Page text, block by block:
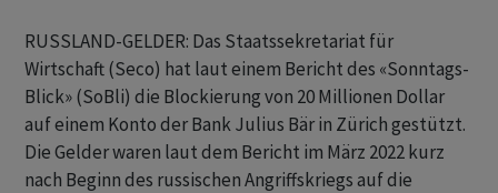
RUSSLAND-GELDER: Das Staatssekretariat für
Wirtschaft (Seco) hat laut einem Bericht des «Sonntags-
Blick» (SoBli) die Blockierung von 20 Millionen Dollar
auf einem Konto der Bank Julius Bär in Zürich gestützt.
Die Gelder waren laut dem Bericht im März 2022 kurz
nach Beginn des russischen Angriffskriegs auf die